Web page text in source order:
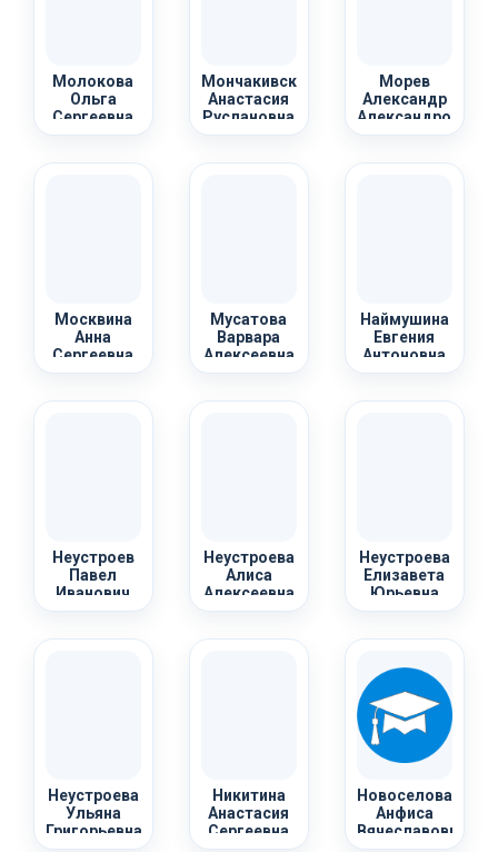
Молокова
Ольга
Сергеевна
Мончакивская
Анастасия
Руслановна
Морев
Александр
Александрович
Москвина
Анна
Сергеевна
Мусатова
Варвара
Алексеевна
Наймушина
Евгения
Антоновна
Неустроев
Павел
Иванович
Неустроева
Алиса
Алексеевна
Неустроева
Елизавета
Юрьевна
Неустроева
Ульяна
Григорьевна
Никитина
Анастасия
Сергеевна
Новоселова
Анфиса
Вячеславовна